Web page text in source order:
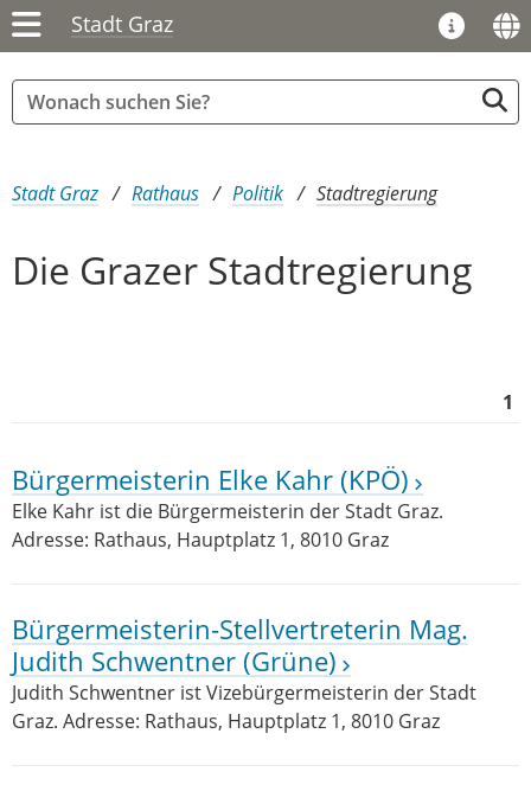
Stadt Graz
Sie sind hier:
Stadt Graz Rathaus Politik Stadtregierung
Die Grazer Stadtregierung
1
Bürgermeisterin Elke Kahr (KPÖ)
Elke Kahr ist die Bürgermeisterin der Stadt Graz.
Adresse: Rathaus, Hauptplatz 1, 8010 Graz
Bürgermeisterin-Stellvertreterin Mag.
Judith Schwentner (Grüne)
Judith Schwentner ist Vizebürgermeisterin der Stadt
Graz. Adresse: Rathaus, Hauptplatz 1, 8010 Graz